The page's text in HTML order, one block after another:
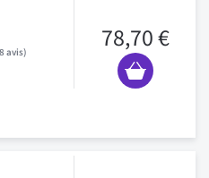
avis 78,70 €